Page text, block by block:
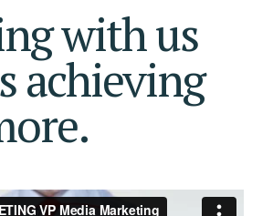
with us
achieving